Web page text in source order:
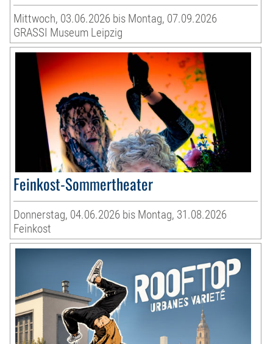
Mittwoch, 03.06.2026 bis Montag, 07.09.2026
GRASSI Museum Leipzig
Feinkost-Sommertheater
Donnerstag, 04.06.2026 bis Montag, 31.08.2026
Feinkost